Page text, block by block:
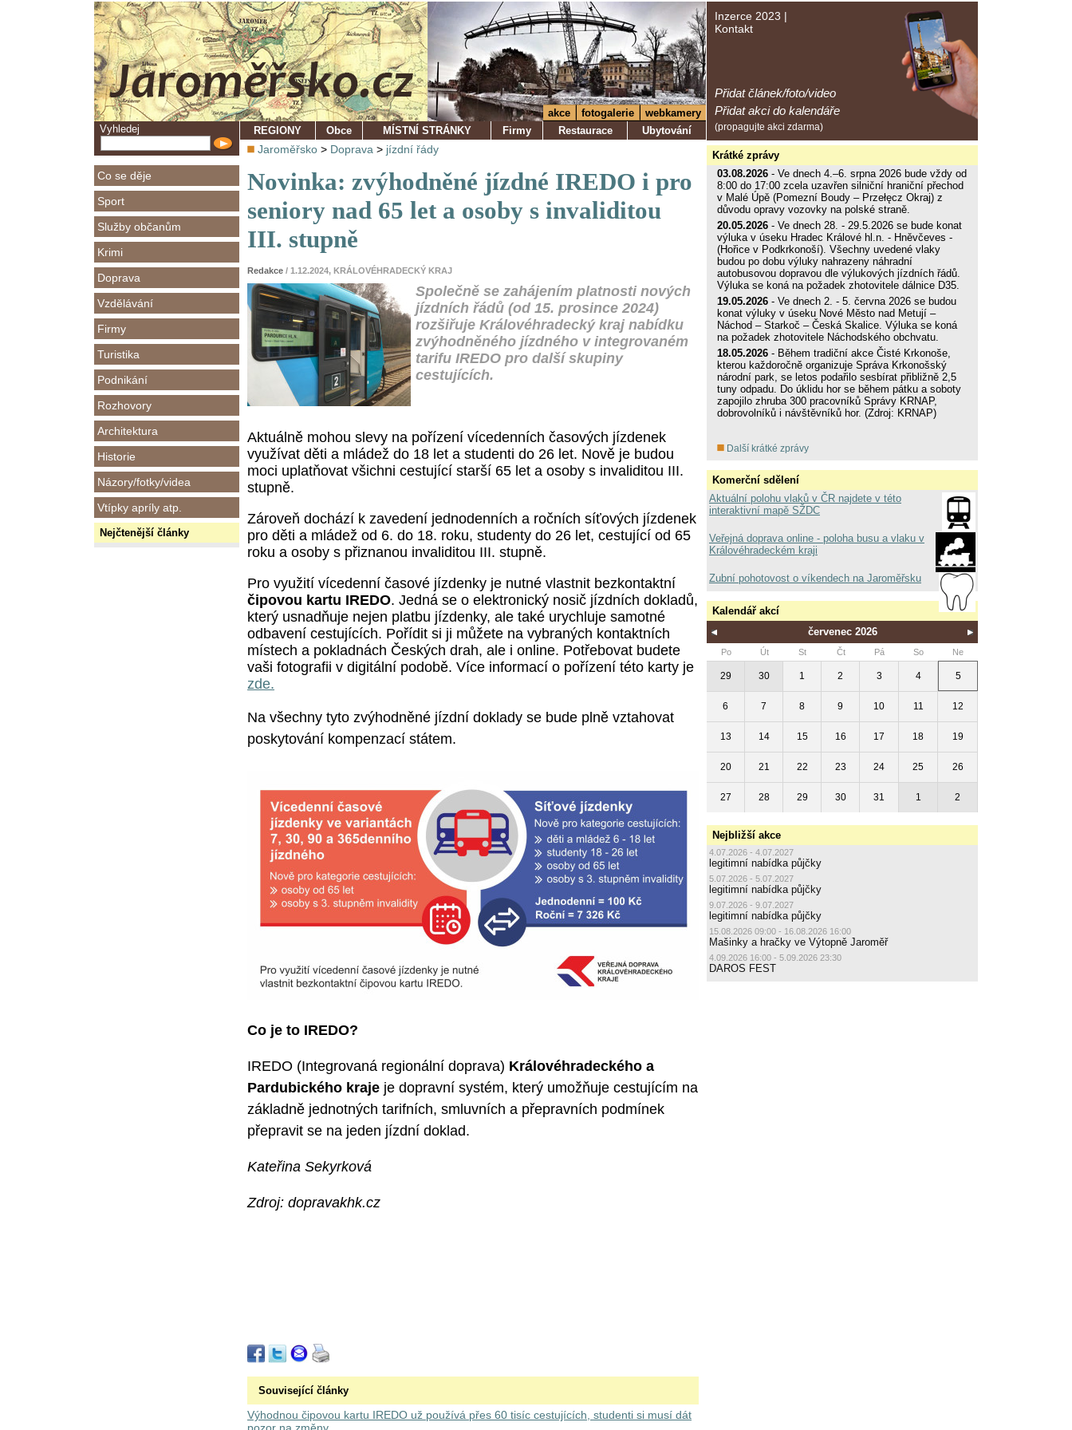
Vyhledej
Co se děje
Sport
Služby občanům
Krimi
Doprava
Vzdělávání
Firmy
Turistika
Podnikání
Rozhovory
Architektura
Historie
Názory/fotky/videa
Vtípky apríly atp.
Nejčtenější články
Inzerce 2023 |
Kontakt
Přidat článek/foto/video
Přidat akci do kalendáře
(propagujte akci zdarma)
akce fotogalerie
webkamery
REGIONY
Obce MÍSTNÍ STRÁNKY Firmy Restaurace Ubytování
Jaroměřsko > Doprava > jízdní řády
Novinka: zvýhodněné jízdné IREDO i pro
seniory nad 65 let a osoby s invaliditou
III. stupně
Redakce / 1.12.2024, KRÁLOVÉHRADECKÝ KRAJ
Společně se zahájením platnosti nových
jízdních řádů (od 15. prosince 2024)
rozšiřuje Královéhradecký kraj nabídku
zvýhodněného jízdného v integrovaném
tarifu IREDO pro další skupiny
cestujících.
Aktuálně mohou slevy na pořízení vícedenních časových jízdenek
využívat děti a mládež do 18 let a studenti do 26 let. Nově je budou
moci uplatňovat všichni cestující starší 65 let a osoby s invaliditou III.
stupně.
Zároveň dochází k zavedení jednodenních a ročních síťových jízdenek
pro děti a mládež od 6. do 18. roku, studenty do 26 let, cestující od 65
roku a osoby s přiznanou invaliditou III. stupně.
Pro využití vícedenní časové jízdenky je nutné vlastnit bezkontaktní
čipovou kartu IREDO. Jedná se o elektronický nosič jízdních dokladů,
který usnadňuje nejen platbu jízdenky, ale také urychluje samotné
odbavení cestujících. Pořídit si ji můžete na vybraných kontaktních
místech a pokladnách Českých drah, ale i online. Potřebovat budete
vaši fotografii v digitální podobě. Více informací o pořízení této karty je
zde.
Na všechny tyto zvýhodněné jízdní doklady se bude plně vztahovat
poskytování kompenzací státem.
Co je to IREDO?
IREDO (Integrovaná regionální doprava) Královéhradeckého a
Pardubického kraje je dopravní systém, který umožňuje cestujícím na
základně jednotných tarifních, smluvních a přepravních podmínek
přepravit se na jeden jízdní doklad.
Kateřina Sekyrková
Zdroj: dopravakhk.cz
Související články
Výhodnou čipovou kartu IREDO už používá přes 60 tisíc cestujících, studenti si musí dát
Krátké zprávy
03.08.2026 - Ve dnech 4.–6. srpna 2026 bude vždy od
8:00 do 17:00 zcela uzavřen silniční hraniční přechod
v Malé Úpě (Pomezní Boudy – Przełęcz Okraj) z
důvodu opravy vozovky na polské straně.
20.05.2026 - Ve dnech 28. - 29.5.2026 se bude konat
výluka v úseku Hradec Králové hl.n. - Hněvčeves -
(Hořice v Podkrkonoší). Všechny uvedené vlaky
budou po dobu výluky nahrazeny náhradní
autobusovou dopravou dle výlukových jízdních řádů.
Výluka se koná na požadek zhotovitele dálnice D35.
19.05.2026 - Ve dnech 2. - 5. června 2026 se budou
konat výluky v úseku Nové Město nad Metují –
Náchod – Starkoč – Česká Skalice. Výluka se koná
na požadek zhotovitele Náchodského obchvatu.
18.05.2026 - Během tradiční akce Čisté Krkonoše,
kterou každoročně organizuje Správa Krkonošský
národní park, se letos podařilo sesbírat přibližně 2,5
tuny odpadu. Do úklidu hor se během pátku a soboty
zapojilo zhruba 300 pracovníků Správy KRNAP,
dobrovolníků i návštěvníků hor. (Zdroj: KRNAP)
Další krátké zprávy
Komerční sdělení
Aktuální polohu vlaků v ČR najdete v této
interaktivní mapě SŽDC
Veřejná doprava online - poloha busu a vlaku v
Královéhradeckém kraji
Zubní pohotovost o víkendech na Jaroměřsku
Kalendář akcí
červenec 2026
Po Út St Čt Pá So Ne
29 30 1 2 3 4 5
6 7 8 9 10 11 12
13 14 15 16 17 18 19
20 21 22 23 24 25 26
27 28 29 30 31 1 2
Nejbližší akce
4.07.2026 - 4.07.2027
legitimní nabídka půjčky
5.07.2026 - 5.07.2027
legitimní nabídka půjčky
9.07.2026 - 9.07.2027
legitimní nabídka půjčky
15.08.2026 09:00 - 16.08.2026 16:00
Mašinky a hračky ve Výtopně Jaroměř
4.09.2026 16:00 - 5.09.2026 23:30
DAROS FEST